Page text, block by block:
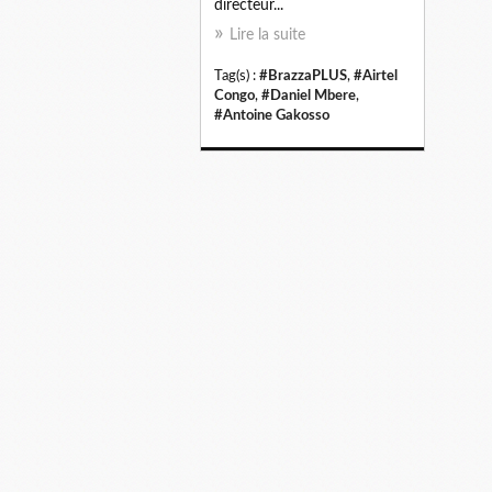
directeur...
Lire la suite
Tag(s) : #BrazzaPLUS, #Airtel
Congo, #Daniel Mbere,
#Antoine Gakosso